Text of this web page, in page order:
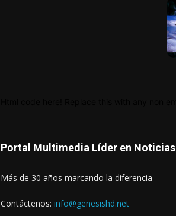
Portal Multimedia Líder en Noticias
Más de 30 años marcando la diferencia
Contáctenos: info@genesishd.net